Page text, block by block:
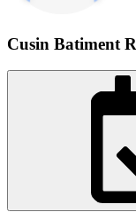
Cusin Batiment